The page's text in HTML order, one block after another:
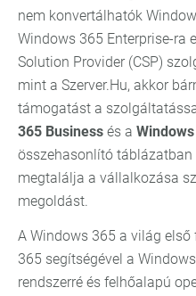
nem konvertálhatók
Windows 365 Enterprise-ra
Solution Provider (CSP)
mint a Szerver.Hu, akkor
támogatást a
365 Business és a
összehasonlító
megtalálja a vállalkozása
megoldást.
A Windows 365 a világ
365 segítségével a
rendszerré és felhőalapú